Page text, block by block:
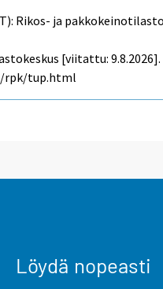
Rikos- ja pakkokeinotilasto
[viitattu: 9.8.2026].
rpk/tup.html
Löydä nopeasti